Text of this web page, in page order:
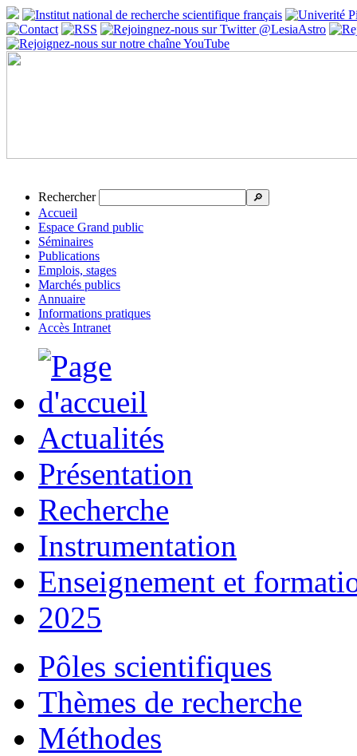
Rechercher 🔎
Accueil
Espace Grand public
Séminaires
Publications
Emplois, stages
Marchés publics
Annuaire
Informations pratiques
Accès Intranet
Actualités
Présentation
Recherche
Instrumentation
Enseignement et
2025
Pôles scientifiques
Thèmes de recherche
Méthodes